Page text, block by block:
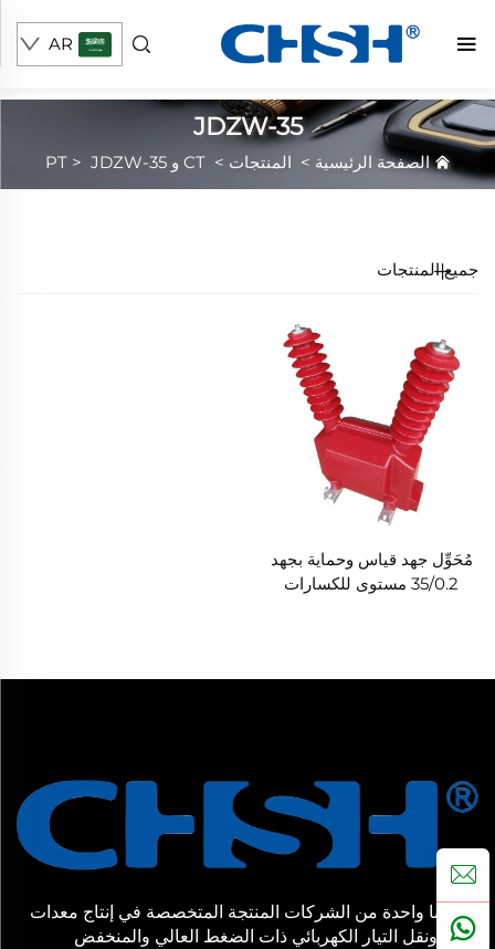
AR
JDZW-35
الصفحة الرئيسية > المنتجات >CT و PT > JDZW-35
جميع المنتجات
مُحَوِّل جهد قياس وحماية بجهد
35/0.2 مستوى للكسارات
شركتنا واحدة من الشركات المنتجة المتخصصة في إنتاج معدات
توزيع ونقل التيار الكهربائي ذات الضغط العالي والمنخفض